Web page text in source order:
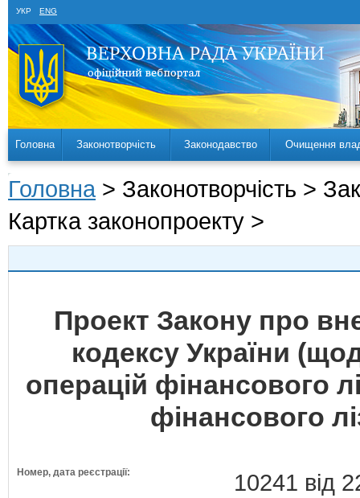
УКР ENG
Головна Законотворчість Законодавство Очищення
Головна > Законотворчість >
Картка законопроекту >
Проект Закону про
кодексу України
операцій фінансового
фінансового
Номер, дата реєстрації: 10241 від